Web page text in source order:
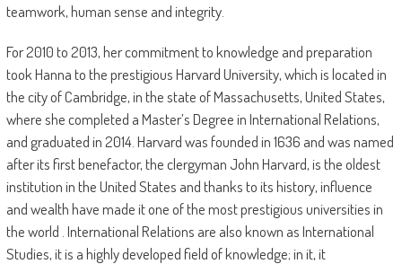
teamwork, human sense and integrity.
For 2010 to 2013, her commitment to knowledge and preparation
took Hanna to the prestigious Harvard University, which is located in
the city of Cambridge, in the state of Massachusetts, United States,
where she completed a Master’s Degree in International Relations,
and graduated in 2014. Harvard was founded in 1636 and was named
after its first benefactor, the clergyman John Harvard, is the oldest
institution in the United States and thanks to its history, influence
and wealth have made it one of the most prestigious universities in
the world . International Relations are also known as International
Studies, it is a highly developed field of knowledge; in it, it